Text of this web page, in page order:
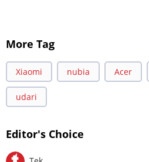
More Tag
Xiaomi nubia Acer
udari
Editor's Choice